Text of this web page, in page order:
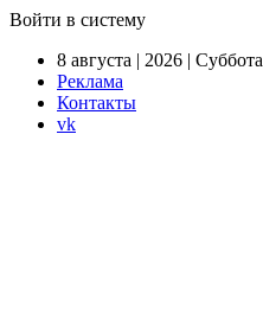
Войти в систему
8 августа | 2026 | Суббота
Реклама
Контакты
vk